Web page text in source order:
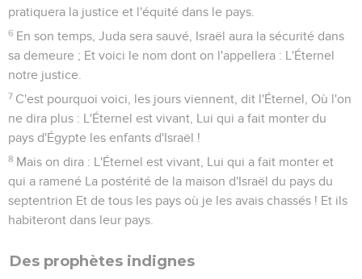
pratiquera la justice et l'équité dans le pays.
6 En son temps, Juda sera sauvé, Israël aura la sécurité dans
sa demeure ; Et voici le nom dont on l'appellera : L'Éternel
notre justice.
7 C'est pourquoi voici, les jours viennent, dit l'Éternel, Où l'on
ne dira plus : L'Éternel est vivant, Lui qui a fait monter du
pays d'Égypte les enfants d'Israël !
8 Mais on dira : L'Éternel est vivant, Lui qui a fait monter et
qui a ramené La postérité de la maison d'Israël du pays du
septentrion Et de tous les pays où je les avais chassés ! Et ils
habiteront dans leur pays.
Des prophètes indignes